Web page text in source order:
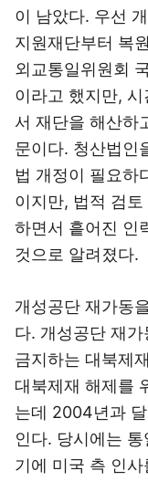
이 남았다. 우선
지원재단부터 복
외교통일위원회
이라고 했지만,
서 재단을 해산하
문이다. 청산법인
법 개정이 필요하
이지만, 법적 검
하면서 흩어진 인
것으로 알려졌다.
개성공단 재가동
다. 개성공단 재가
금지하는 대북제
대북제재 해제를
는데 2004년과
인다. 당시에는
기에 미국 측 인